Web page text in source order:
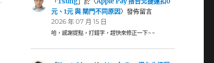
元、1元 與 閘門不同原因〉發佈留言
2026 年 07 月 15 日
哈，感謝提點，打錯字，趕快來修正一下~~